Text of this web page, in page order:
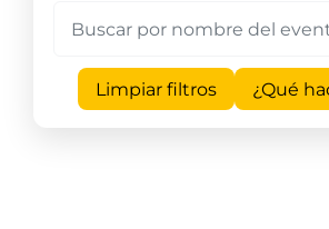
Limpiar filtros ¿Qué